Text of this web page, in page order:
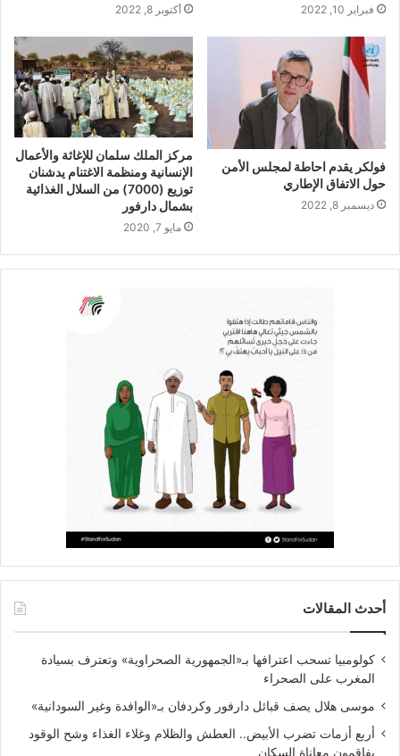
فبراير 10, 2022 أكتوبر 8, 2022
فولكر يقدم احاطة لمجلس الأمن
حول الاتفاق الإطاري
ديسمبر 8, 2022
مركز الملك سلمان للإغاثة والأعمال
الإنسانية ومنظمة الاغتنام يدشنان
توزيع (7000) من السلال الغذائية
بشمال دارفور
مايو 7, 2020
أحدث المقالات
كولومبيا تسحب اعترافها بـ«الجمهورية الصحراوية» وتعترف بسيادة
المغرب على الصحراء
موسى هلال يصف قبائل دارفور وكردفان بـ«الوافدة وغير السودانية»
أربع أزمات تضرب الأبيض.. العطش والظلام وغلاء الغذاء وشح الوقود
يفاقمون معاناة السكان